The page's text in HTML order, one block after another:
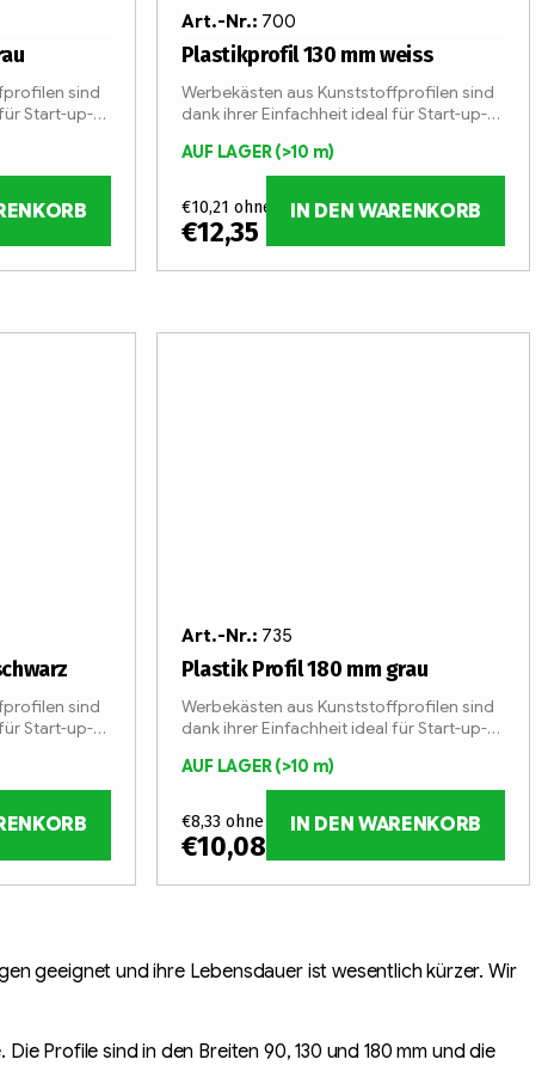
sind
Start-up-
Plastikprofil 130 mm weiss
AUF LAGER(>10 m)
€10,21 ohne MwSt.
€12,35
IN DEN WARENKORB
Werbekästen aus Kunststoffprofilen sind
dank ihrer Einfachheit ideal für Start-up-
Lichtwerbung.
Art.-Nr.: 700
sind
Start-up-
Plastik Profil 180 mm grau
AUF LAGER(>10 m)
€8,33 ohne MwSt.
€10,08
IN DEN WARENKORB
Werbekästen aus Kunststoffprofilen sind
dank ihrer Einfachheit ideal für Start-up-
Lichtwerbung.
Art.-Nr.: 735
geeignet und ihre Lebensdauer ist wesentlich kürzer. Wir
Profile sind in den Breiten 90, 130 und 180 mm und die